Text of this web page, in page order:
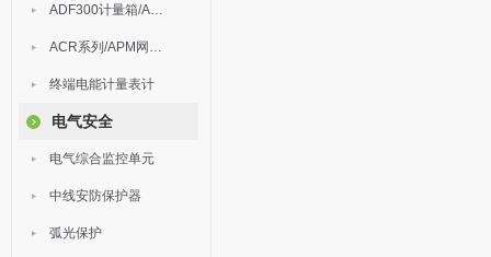
ADF300计量箱/AEW无线计量
ACR系列/APM网络电力仪表
终端电能计量表计
电气安全
电气综合监控单元
中线安防保护器
弧光保护